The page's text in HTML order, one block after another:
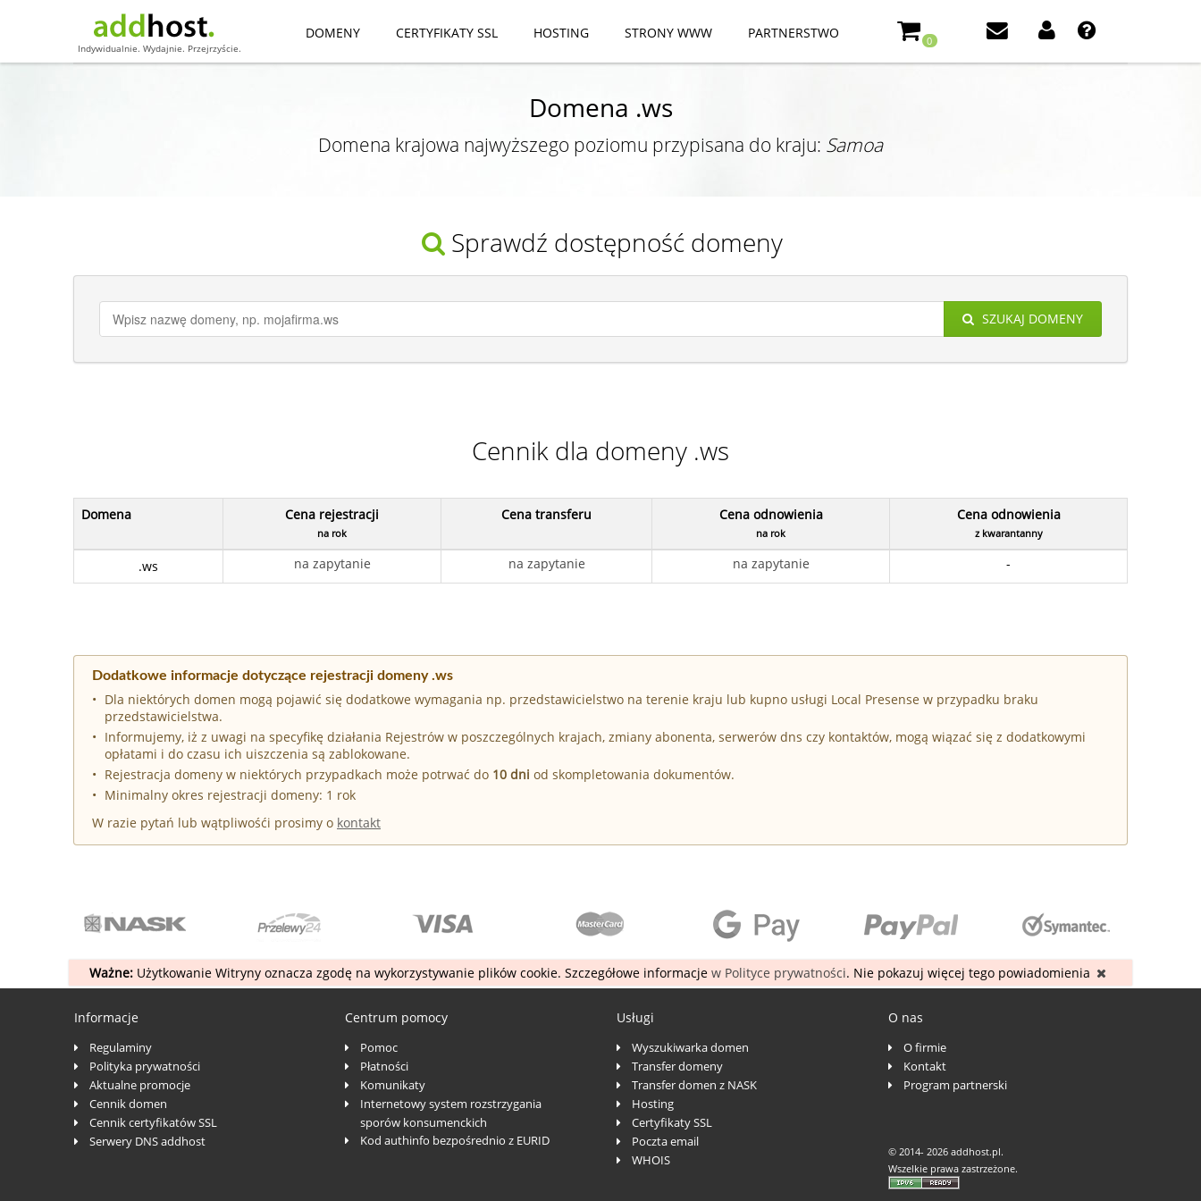
Indywidualnie. Wydajnie. Przejrzyście.
DOMENY CERTYFIKATY SSL HOSTING STRONY WWW PARTNERSTWO 0
Domena .ws
Domena krajowa najwyższego poziomu przypisana do kraju: Samoa
Sprawdź dostępność domeny
SZUKAJ DOMENY
Cennik dla domeny .ws
Domena Cena rejestracji
na rok
Cena transferu Cena odnowienia
na rok
Cena odnowienia
z kwarantanny
.ws na zapytanie na zapytanie na zapytanie -
Dodatkowe informacje dotyczące rejestracji domeny .ws
Dla niektórych domen mogą pojawić się dodatkowe wymagania np. przedstawicielstwo na terenie kraju lub kupno usługi Local Presense w przypadku braku
przedstawicielstwa.
Informujemy, iż z uwagi na specyfikę działania Rejestrów w poszczególnych krajach, zmiany abonenta, serwerów dns czy kontaktów, mogą wiązać się z dodatkowymi
opłatami i do czasu ich uiszczenia są zablokowane.
Rejestracja domeny w niektórych przypadkach może potrwać do 10 dni od skompletowania dokumentów.
Minimalny okres rejestracji domeny: 1 rok
W razie pytań lub wątpliwośći prosimy o kontakt
Ważne:Użytkowanie Witryny oznacza zgodę na wykorzystywanie plików cookie. Szczegółowe informacje w Polityce prywatności. Nie pokazuj więcej tego powiadomienia
Informacje
Regulaminy
Polityka prywatności
Aktualne promocje
Cennik domen
Cennik certyfikatów SSL
Serwery DNS addhost
Centrum pomocy
Pomoc
Płatności
Komunikaty
Internetowy system rozstrzygania
sporów konsumenckich
Kod authinfo bezpośrednio z EURID
Usługi
Wyszukiwarka domen
Transfer domeny
Transfer domen z NASK
Hosting
Certyfikaty SSL
Poczta email
WHOIS
O nas
O firmie
Kontakt
Program partnerski
© 2014- 2026 addhost.pl.
Wszelkie prawa zastrzeżone.